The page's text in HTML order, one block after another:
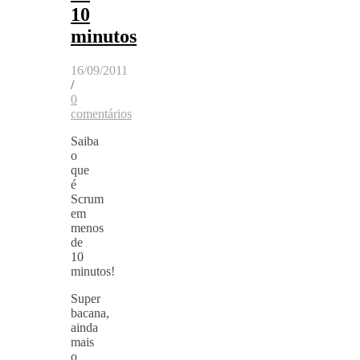
10
minutos
16/09/2011
/
0
comentários
Saiba
o
que
é
Scrum
em
menos
de
10
minutos!
Super
bacana,
ainda
mais
o